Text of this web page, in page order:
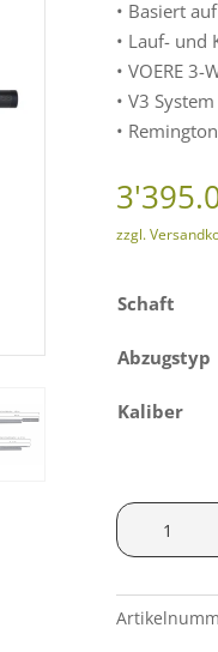
• Basiert
• Lauf- und
• VOERE 3-
• V3
•
zzgl.
Schaft
Abzugstyp
Kaliber
Voere
Victor